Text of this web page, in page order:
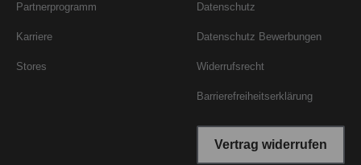
Partnerprogramm
Karriere
Stores
Datenschutz
Datenschutz Bewerbungen
Widerrufsrecht
Barrierefreiheitserklärung
Vertrag widerrufen